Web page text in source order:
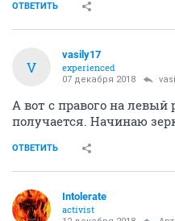
ОТВЕТИТЬ
V
vasily17
experienced
07 декабря 2018
А вот с правого на левый
получается. Начинаю
ОТВЕТИТЬ
Intolerate
activist